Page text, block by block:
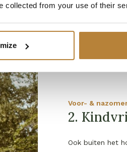
collected from your use of their
Voor- &
2.
Ook buiten het